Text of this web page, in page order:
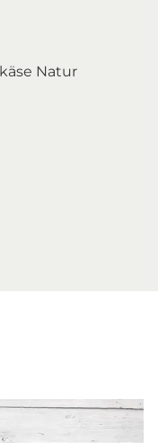
Natur